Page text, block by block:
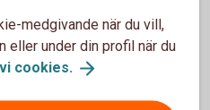
Swedbank och
medgivande när du vill,
eller under din profil när du
cookies.